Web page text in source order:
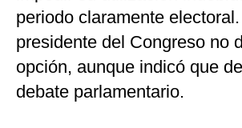
periodo claramente
presidente del Congreso no
opción, aunque indicó que
debate parlamentario.